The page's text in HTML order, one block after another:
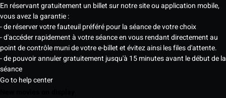
En réservant gratuitement un billet sur notre site ou application mobile,
vous avez la garantie :
- de réserver votre fauteuil préféré pour la séance de votre choix
- d'accéder rapidement à votre séance en vous rendant directement au
point de contrôle muni de votre e-billet et évitez ainsi les files d'attente.
- de pouvoir annuler gratuitement jusqu'à 15 minutes avant le début de la
séance
Go to help center